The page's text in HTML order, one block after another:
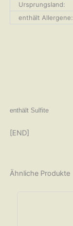
Ursprungsland:
enthält Allergene:
enthält Sulfite
[END]
Ähnliche Produkte